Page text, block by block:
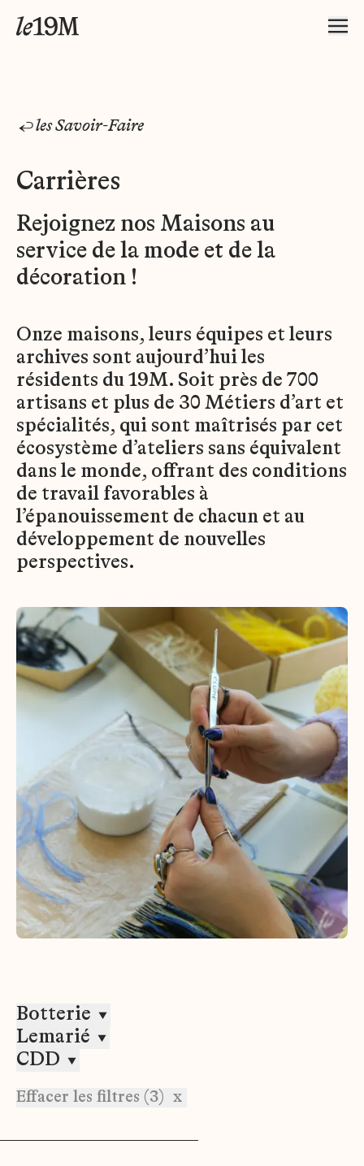
les Savoir-Faire
Carrières
Rejoignez nos Maisons au
service de la mode et de la
décoration !
Onze maisons, leurs équipes et leurs
archives sont aujourd’hui les
résidents du 19M. Soit près de 700
artisans et plus de 30 Métiers d’art et
spécialités, qui sont maîtrisés par cet
écosystème d’ateliers sans équivalent
dans le monde, offrant des conditions
de travail favorables à
l’épanouissement de chacun et au
développement de nouvelles
perspectives.
Botterie
Lemarié
CDD
Effacer les filtres (3) x